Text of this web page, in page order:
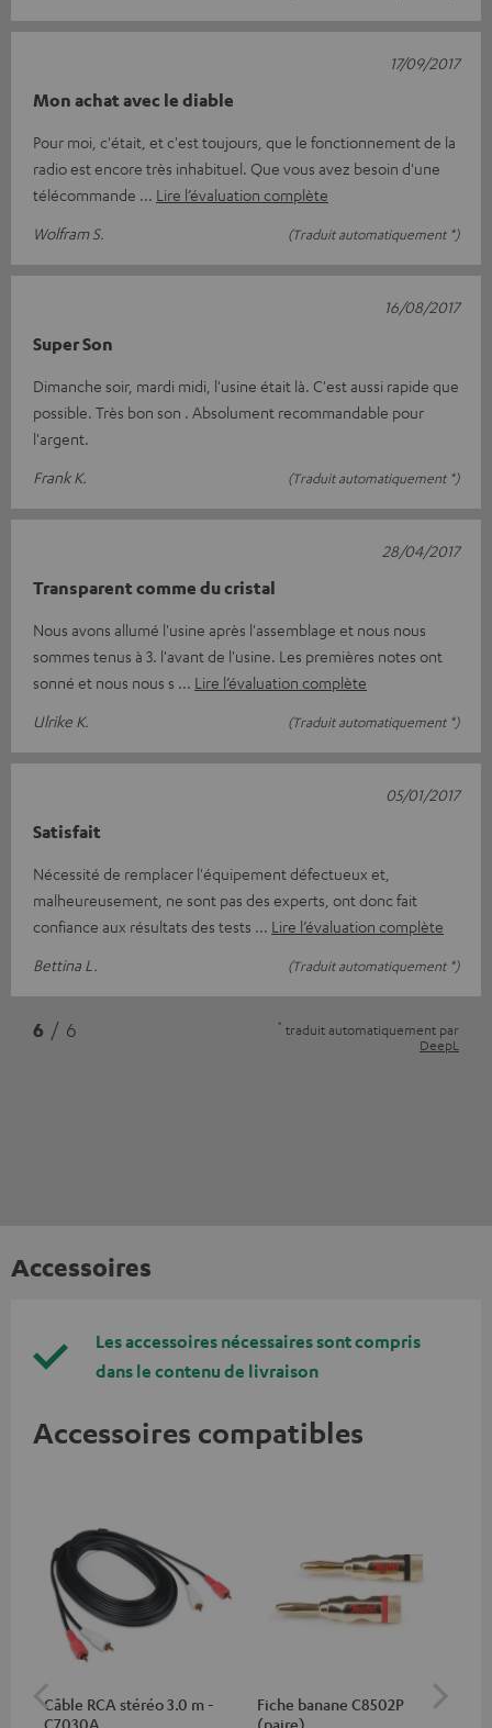
Mon achat avec le diable
Pour moi, c'était, et c'est toujours, que le fonctionnement de la
radio est encore très inhabituel. Que vous avez besoin d'une
télécommande
Lire l’évaluation complète
Wolfram S.
(Traduit automatiquement *)
17/09/2017
Super Son
Dimanche soir, mardi midi, l'usine était là. C'est aussi rapide que
possible. Très bon son . Absolument recommandable pour
l'argent.
Frank K.
(Traduit automatiquement *)
16/08/2017
Transparent comme du cristal
Nous avons allumé l'usine après l'assemblage et nous nous
sommes tenus à 3. l'avant de l'usine. Les premières notes ont
sonné et nous nous s
Lire l’évaluation complète
Ulrike K.
(Traduit automatiquement *)
28/04/2017
Satisfait
Nécessité de remplacer l'équipement défectueux et,
malheureusement, ne sont pas des experts, ont donc fait
confiance aux résultats des tests
Lire l’évaluation complète
Bettina L.
(Traduit automatiquement *)
05/01/2017
6 / 6 * traduit automatiquement par
DeepL
Accessoires
Les accessoires nécessaires sont compris
dans le contenu de livraison
Accessoires compatibles
Câble RCA stéréo 3.0 m -
C7030A
Fiche banane C8502P
(paire)